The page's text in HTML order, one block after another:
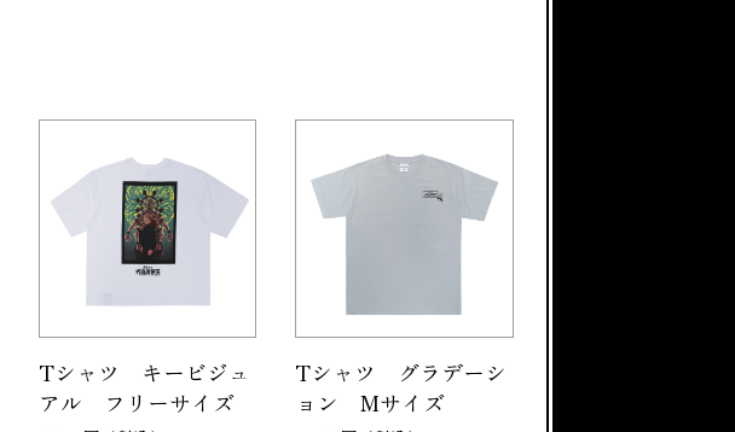
Tシャツ キービジュ
アル フリーサイズ
Tシャツ グラデーシ
ョン Mサイズ